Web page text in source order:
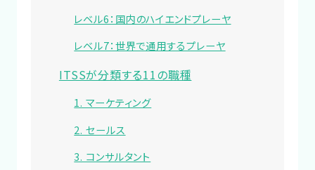
レベル6：国内のハイエンドプレーヤ
レベル7：世界で通用するプレーヤ
ITSSが分類する11の職種
1. マーケティング
2. セールス
3. コンサルタント